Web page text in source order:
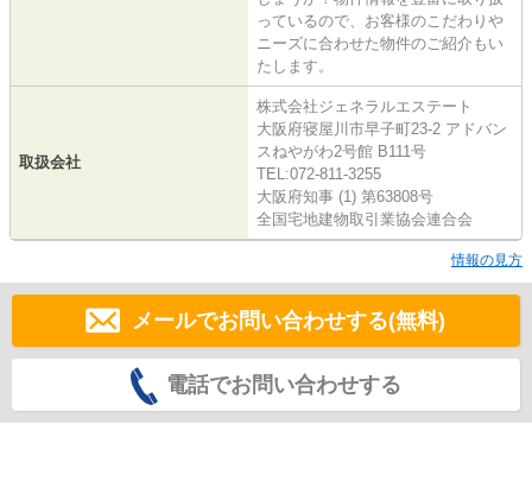
っているので、お客様のこだわりや
ニーズに合わせた物件のご紹介もい
たします。
取扱会社
株式会社ジェネラルエステート
大阪府寝屋川市早子町23-2 アドバン
スねやがわ2号館 B111号
TEL:072-811-3255
大阪府知事 (1) 第63808号
全国宅地建物取引業協会連合会
情報の見方
メールでお問い合わせする(無料)
電話でお問い合わせする